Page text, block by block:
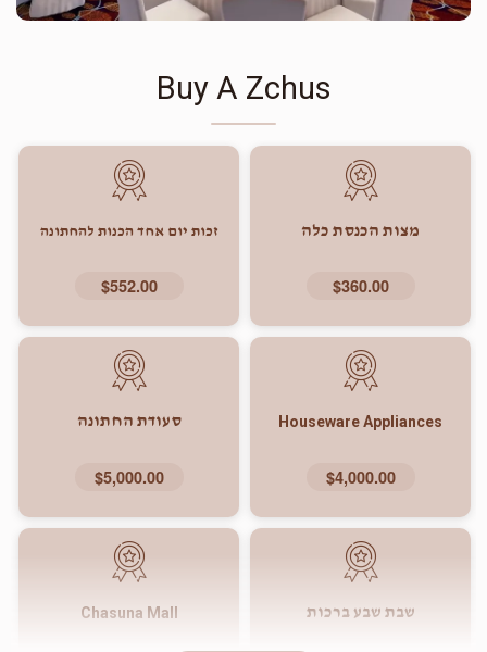
Buy A Zchus
מצות הכנסת כלה
$360.00
זכות יום אחד הכנות להחתונה
$552.00
Houseware Appliances
$4,000.00
סעודת החתונה
$5,000.00
שבת שבע ברכות Chasuna Mall